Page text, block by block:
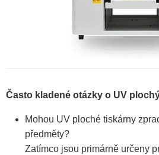
Často kladené otázky o UV
Mohou UV ploché tiskárny
předměty?
Zatímco jsou primárně určeny